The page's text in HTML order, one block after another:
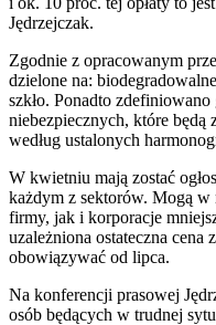
Jędrzejczak.
Zgodnie z opracowanym
dzielone na:
szkło. Ponadto
niebezpiecznych, które będą
według ustalonych
W kwietniu mają zostać
każdym z sektorów. Mogą w
firmy, jak i korporacje
uzależniona ostateczna
obowiązywać od lipca.
Na konferencji prasowej
osób będących w trudnej